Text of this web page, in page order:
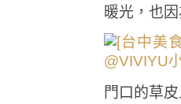
暖光，也
門口的草